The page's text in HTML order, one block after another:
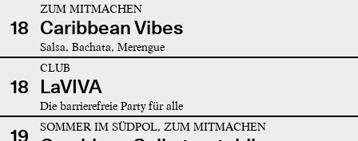
18
ZUM MITMACHEN
Caribbean Vibes
Salsa, Bachata, Merengue
18
CLUB
LaVIVA
Die barrierefreie Party für alle
19 SOMMER IM SÜDPOL, ZUM MITMACHEN